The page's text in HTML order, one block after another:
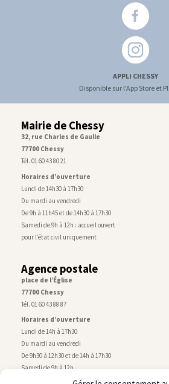
APPLI CHESSY
Disponible sur l'App Store et
Mairie de Chessy
32, rue Charles de Gaulle
77700 Chessy
Tél. 01 60 43 80 21
Horaires d’ouverture
Lundi de 14h30 à 17h30
Du mardi au vendredi
De 9h à 11h45 et de 14h30 à 17h30
Samedi de 9h à 12h : accueil ouvert
pour l’état civil uniquement
Agence postale
place de l’Église
77700 Chessy
Tél. 01 60 43 88 87
Horaires d’ouverture
Lundi de 14h à 17h30
Du mardi au vendredi
De 9h30 à 12h30 et de 14h à 17h30
Samedi de 9h à 12h